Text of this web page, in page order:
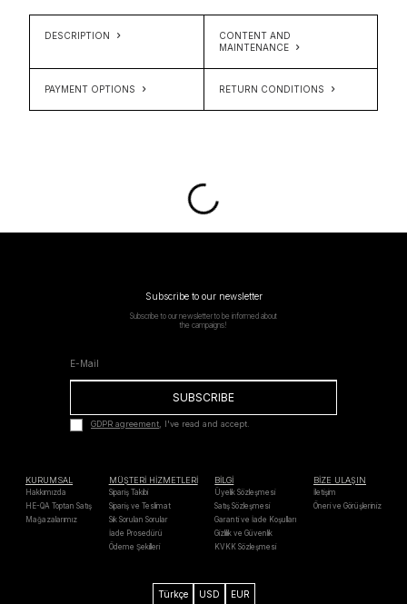
DESCRIPTION
CONTENT AND
MAINTENANCE
PAYMENT OPTIONS RETURN CONDITIONS
Subscribe to our newsletter
Subscribe to our newsletter to be informed about
the campaigns!
SUBSCRIBE
GDPR agreement, I've read and accept.
KURUMSAL
Hakkımızda
HE-QA Toptan Satış
Mağazalarımız
MÜŞTERİ HİZMETLERİ
Sipariş Takibi
Sipariş ve Teslimat
Sık Sorulan Sorular
İade Prosedürü
Ödeme Şekilleri
BİLGİ
Üyelik Sözleşmesi
Satış Sözleşmesi
Garanti ve İade Koşulları
Gizlilik ve Güvenlik
KVKK Sözleşmesi
BİZE ULAŞIN
İletişim
Öneri ve Görüşleriniz
Türkçe USD EUR